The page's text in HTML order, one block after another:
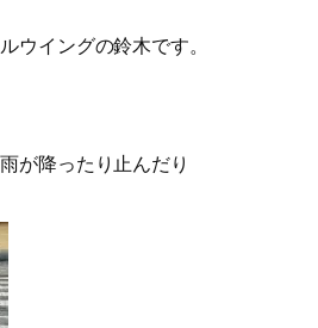
イングの鈴木です。
が降ったり止んだり